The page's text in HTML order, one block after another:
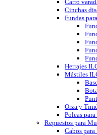
Carro
Cinchas
Fundas
Herrajes
Mástiles
Orza y
Poleas
Repuestos para
Cabos